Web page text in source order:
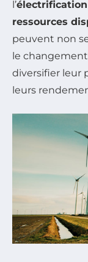
l’électrification
ressources
peuvent non
le
diversifier leur
leurs